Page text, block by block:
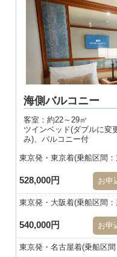
海側バルコニー
客室：約22～29㎡
ツインベッド(ダブルに変
み)、バルコニー付
東京発・東京着(乗船区間
528,000円 お申
東京発・大阪着(乗船区間
540,000円 お申
東京発・名古屋着(乗船区